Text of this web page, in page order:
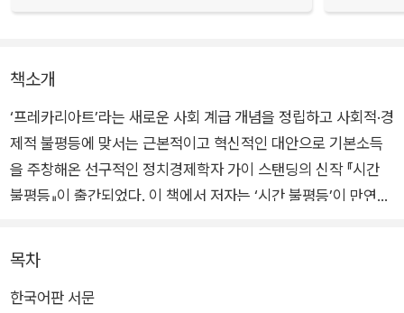
책소개
‘프레카리아트’라는 새로운 사회 계급 개념을 정립하고 사회적·경
제적 불평등에 맞서는 근본적이고 혁신적인 대안으로 기본소득
을 주창해온 선구적인 정치경제학자 가이 스탠딩의 신작 『시간
불평등』이 출간되었다. 이 책에서 저자는 ‘시간 불평등’이 만연한
심화시켜온 자본주의의 역사와 메커니즘을 전면적으로 검토하고
비판한다.
목차
한국어판 서문